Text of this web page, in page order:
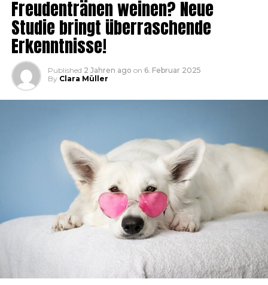
Freudentränen weinen? Neue
Studie bringt überraschende
Erkenntnisse!
Published 2 Jahren ago on 6. Februar 2025
By Clara Müller